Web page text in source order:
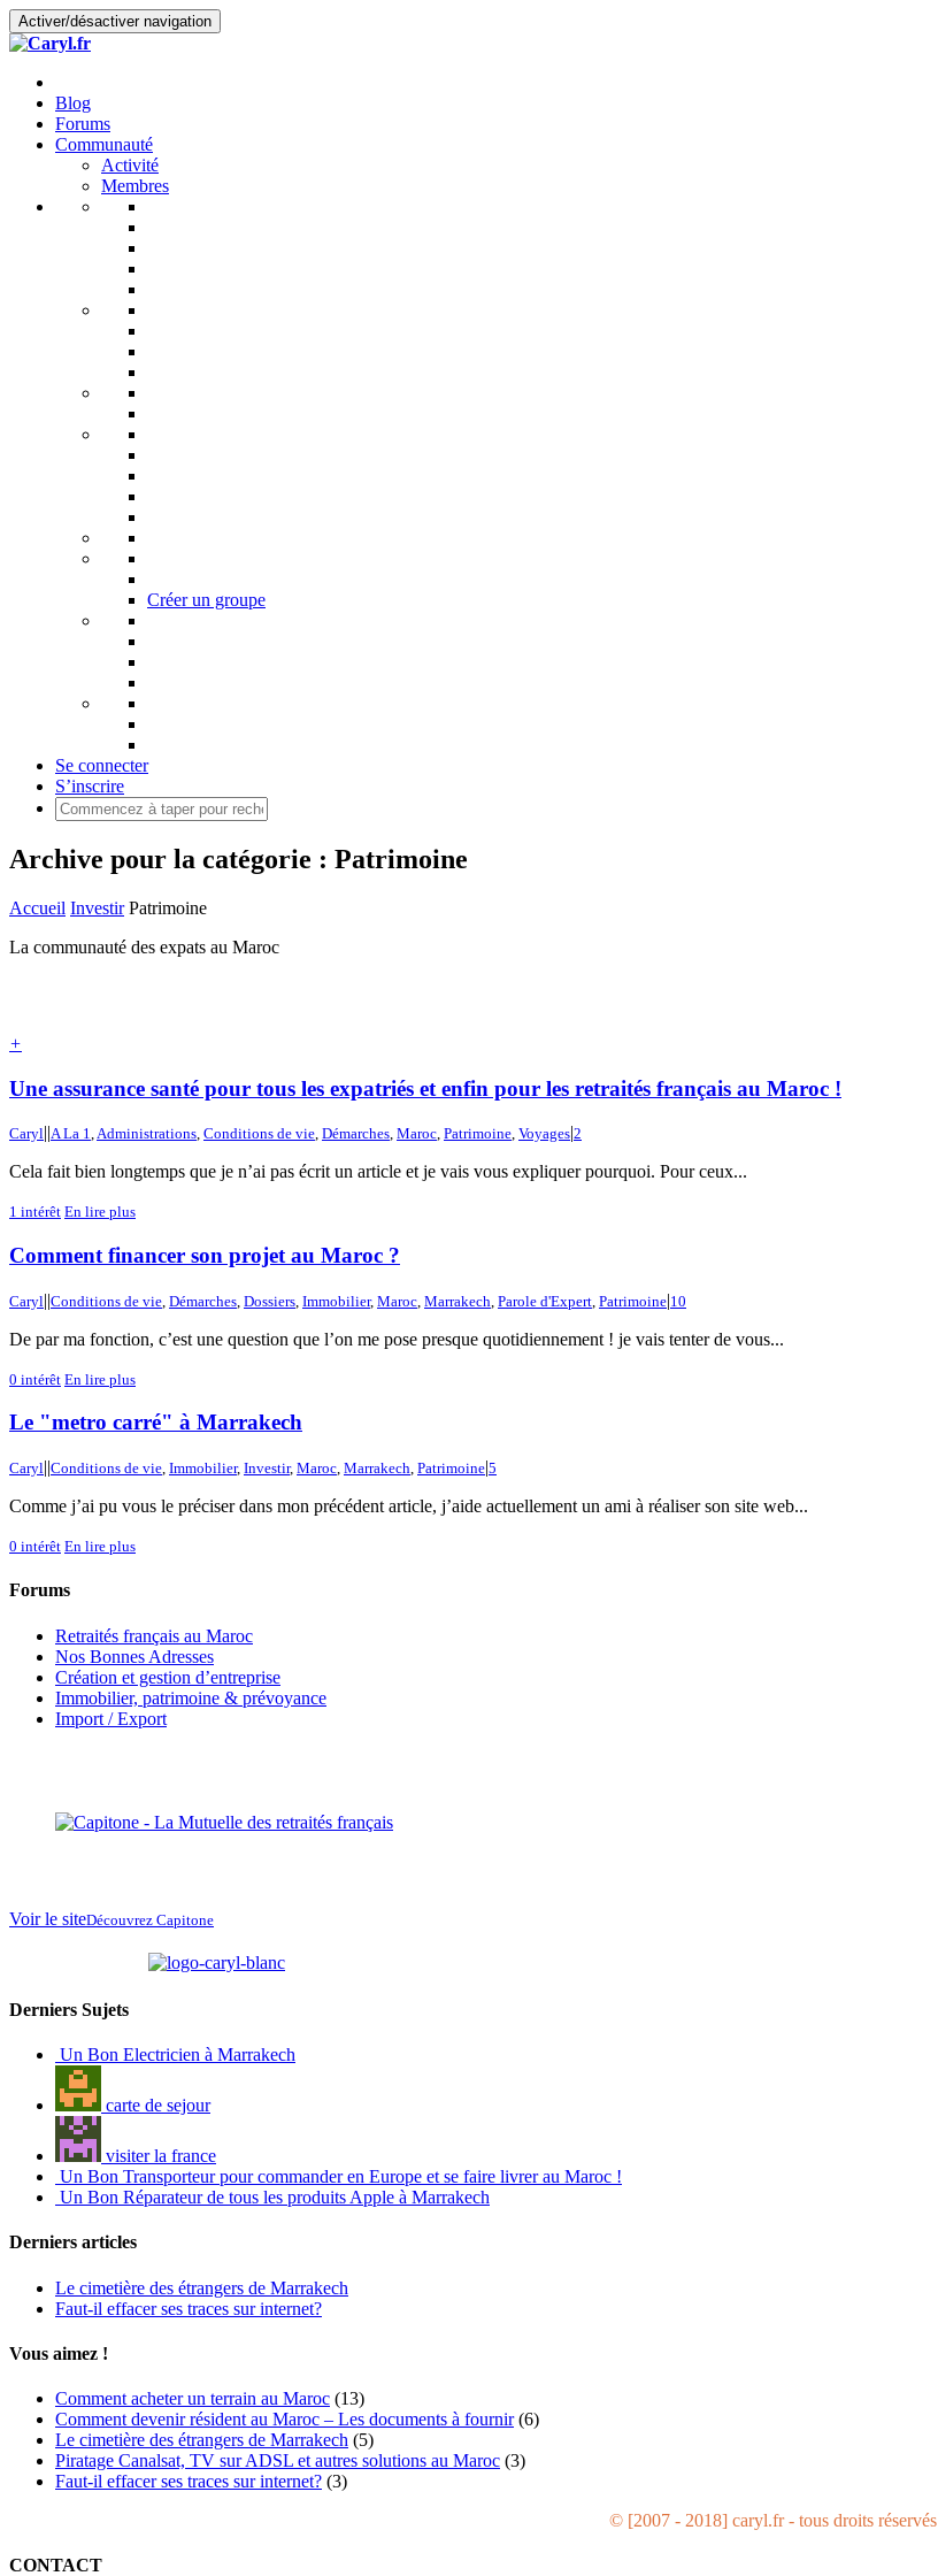
Activer/désactiver navigation
Blog
Forums
Communauté
Activité
Membres
Créer un groupe
Se connecter
S’inscrire
Archive pour la catégorie : Patrimoine
Accueil Investir Patrimoine
La communauté des expats au Maroc
+
Une assurance santé pour tous les expatriés et enfin pour les retraités français au Maroc !
Caryl||A La 1,Administrations, Conditions de vie, Démarches, Maroc, Patrimoine, Voyages|2
Cela fait bien longtemps que je n’ai pas écrit un article et je vais vous expliquer pourquoi. Pour ceux...
1 intérêt En lire plus
Comment financer son projet au Maroc ?
Caryl||Conditions de vie Démarches Dossiers Immobilier, Maroc Marrakech Parole d'Expert Patrimoine|10
De par ma fonction, c’est une question que l’on me pose presque quotidiennement ! je vais tenter de vous...
0 intérêt En lire plus
Le "metro carré" à Marrakech
Caryl||Conditions de vie, Immobilier, Investir, Maroc, Marrakech, Patrimoine|5
Comme j’ai pu vous le préciser dans mon précédent article, j’aide actuellement un ami à réaliser son site web...
0 intérêt En lire plus
Forums
Retraités français au Maroc
Nos Bonnes Adresses
Création et gestion d’entreprise
Immobilier, patrimoine & prévoyance
Import / Export
Voir le siteDécouvrez Capitone
Derniers Sujets
Un Bon Electricien à Marrakech
carte de sejour
visiter la france
Un Bon Transporteur pour commander en Europe et se faire livrer au Maroc !
Un Bon Réparateur de tous les produits Apple à Marrakech
Derniers articles
Le cimetière des étrangers de Marrakech
Faut-il effacer ses traces sur internet?
Vous aimez !
Comment acheter un terrain au Maroc (13)
Comment devenir résident au Maroc – Les documents à fournir (6)
Le cimetière des étrangers de Marrakech (5)
Piratage Canalsat, TV sur ADSL et autres solutions au Maroc (3)
Faut-il effacer ses traces sur internet? (3)
© [2007 - 2018] caryl.fr - tous droits réservés
CONTACT